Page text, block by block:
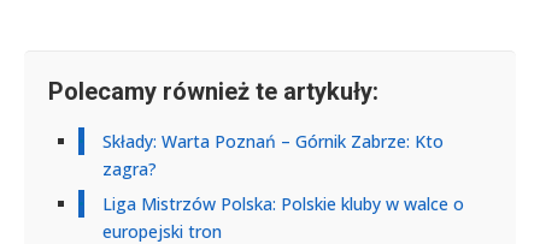
Polecamy również te artykuły:
Składy: Warta Poznań – Górnik Zabrze: Kto
zagra?
Liga Mistrzów Polska: Polskie kluby w walce o
europejski tron